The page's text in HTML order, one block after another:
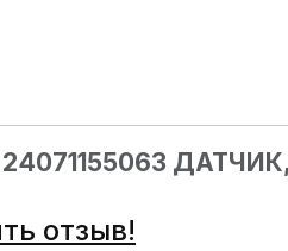
24071155063
отзыв!